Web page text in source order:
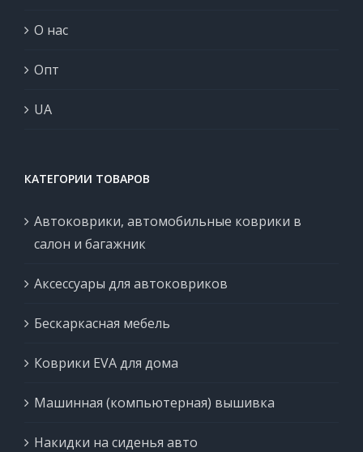
О нас
Опт
UA
КАТЕГОРИИ ТОВАРОВ
Автоковрики, автомобильные коврики в
салон и багажник
Аксессуары для автоковриков
Бескаркасная мебель
Коврики EVA для дома
Машинная (компьютерная) вышивка
Накидки на сиденья авто